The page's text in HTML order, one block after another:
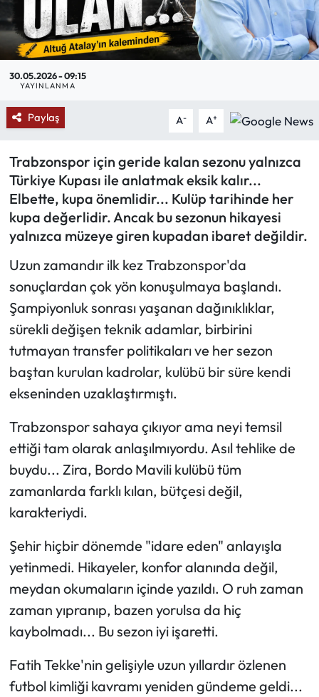
30.05.2026 - 09:15
YAYINLANMA
Paylaş A- A+
Trabzonspor için geride kalan sezonu yalnızca
Türkiye Kupası ile anlatmak eksik kalır...
Elbette, kupa önemlidir... Kulüp tarihinde her
kupa değerlidir. Ancak bu sezonun hikayesi
yalnızca müzeye giren kupadan ibaret değildir.
Uzun zamandır ilk kez Trabzonspor'da
sonuçlardan çok yön konuşulmaya başlandı.
Şampiyonluk sonrası yaşanan dağınıklıklar,
sürekli değişen teknik adamlar, birbirini
tutmayan transfer politikaları ve her sezon
baştan kurulan kadrolar, kulübü bir süre kendi
ekseninden uzaklaştırmıştı.
Trabzonspor sahaya çıkıyor ama neyi temsil
ettiği tam olarak anlaşılmıyordu. Asıl tehlike de
buydu... Zira, Bordo Mavili kulübü tüm
zamanlarda farklı kılan, bütçesi değil,
karakteriydi.
Şehir hiçbir dönemde "idare eden" anlayışla
yetinmedi. Hikayeler, konfor alanında değil,
meydan okumaların içinde yazıldı. O ruh zaman
zaman yıpranıp, bazen yorulsa da hiç
kaybolmadı... Bu sezon iyi işaretti.
Fatih Tekke'nin gelişiyle uzun yıllardır özlenen
futbol kimliği kavramı yeniden gündeme geldi...
Mektup Galeri
Röportaj
Karikatür Galeri
BIK
ASTROLOJİ
Spor Yazıları
Mektup Galeri
Ekonomi
Sağlık
Turizm
Teknoloji